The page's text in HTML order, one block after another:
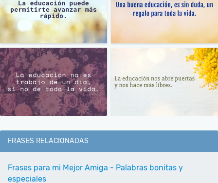
FRASES RELACIONADAS
Frases para mi Mejor Amiga - Palabras bonitas y
especiales